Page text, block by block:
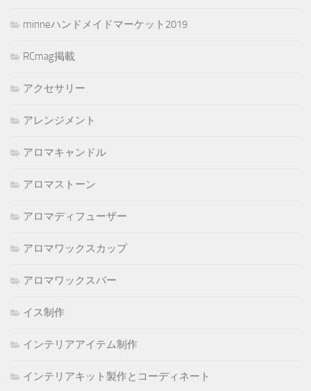
minneハンドメイドマーケット2019
RCmag掲載
アクセサリー
アレンジメント
アロマキャンドル
アロマストーン
アロマディフューザー
アロマワックスカップ
アロマワックスバー
イス制作
インテリアアイテム制作
インテリアキット製作とコーディネート